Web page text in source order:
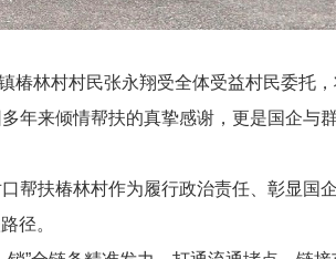
椿林村村民张永翔受全体受益村民委托
年来倾情帮扶的真挚感谢，更是国企与
帮扶椿林村作为履行政治责任、彰显国
径。